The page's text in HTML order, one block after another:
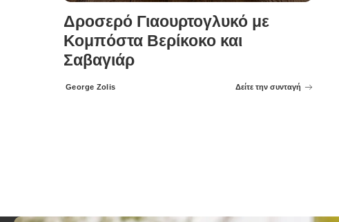
Δροσερό Γιαουρτογλυκό με
Κομπόστα Βερίκοκο και
Σαβαγιάρ
Posted
George Zolis Δείτε την συνταγή